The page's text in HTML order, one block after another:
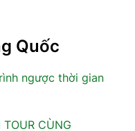
Quốc
ngược thời gian
TOUR CÙNG